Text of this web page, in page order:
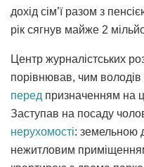
дохід сім’ї разом з
рік сягнув майже 2
Центр журналістських
порівнював, чим
перед призначенням на
Заступав на посаду
нерухомості: земельною
нежитловим